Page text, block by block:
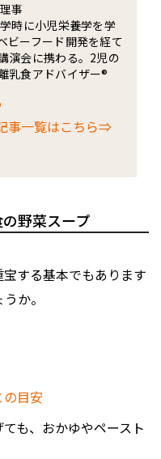
事
時に小児栄養学を学
ビーフード開発を経て
演会に携わる。2児の
乳食アドバイザー®
事一覧はこちら⇒
野菜スープ
する基本でもあります
か。
も、おかゆやペースト